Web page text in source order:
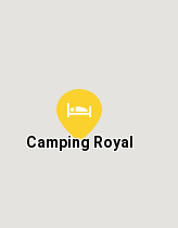
Camping Royal